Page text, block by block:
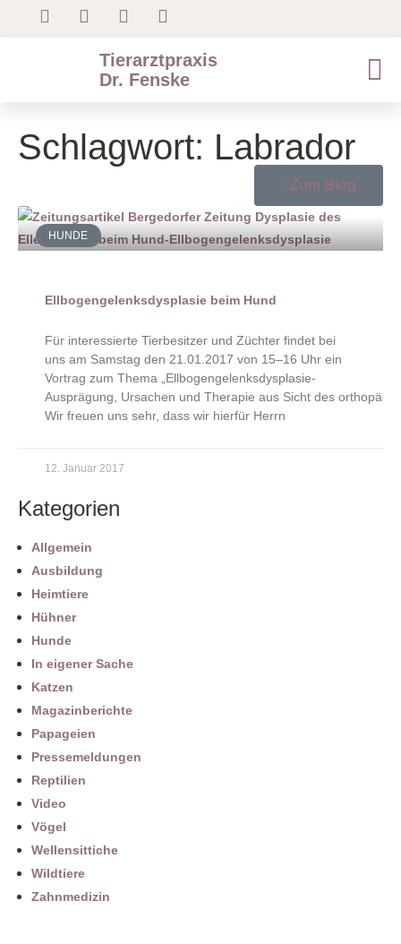
Tierarztpraxis
Dr. Fenske
Schlagwort: Labrador
Zum Blog
HUNDE
Ellbogengelenksdysplasie beim Hund
Für interessierte Tierbesitzer und Züchter findet bei
uns am Samstag den 21.01.2017 von 15–16 Uhr ein
Vortrag zum Thema „Ellbogengelenksdysplasie-
Ausprägung, Ursachen und Therapie aus Sicht des
Wir freuen uns sehr, dass wir hierfür Herrn
12. Januar 2017
Kategorien
Allgemein
Ausbildung
Heimtiere
Hühner
Hunde
In eigener Sache
Katzen
Magazinberichte
Papageien
Pressemeldungen
Reptilien
Video
Vögel
Wellensittiche
Wildtiere
Zahnmedizin